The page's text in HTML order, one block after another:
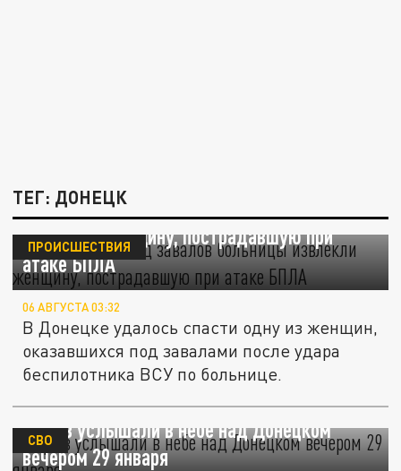
ТЕГ: ДОНЕЦК
В Донецке из‑под завалов больницы
извлекли женщину, пострадавшую при
атаке БПЛА
ПРОИСШЕСТВИЯ
06 АВГУСТА 03:32
В Донецке удалось спасти одну из женщин,
оказавшихся под завалами после удара
беспилотника ВСУ по больнице.
Взрыв услышали в небе над Донецком
вечером 29 января
СВО